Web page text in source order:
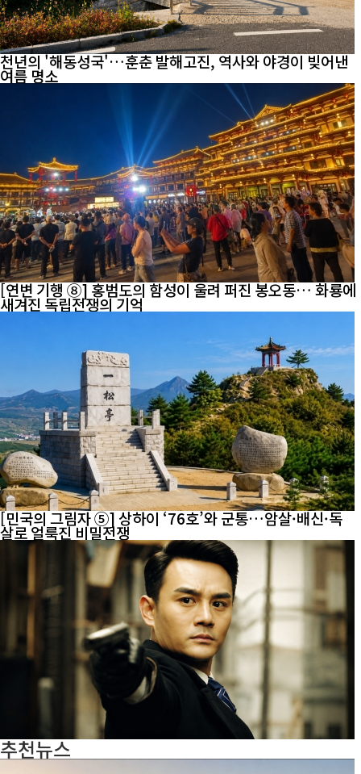
천년의 '해동성국'…훈춘 발해고진, 역사와 야경이 빚어낸
여름 명소
[연변 기행 ⑧] 홍범도의 함성이 울려 퍼진 봉오동… 화룡에
새겨진 독립전쟁의 기억
[민국의 그림자 ⑤] 상하이 ‘76호’와 군통…암살·배신·독
살로 얼룩진 비밀전쟁
추천뉴스